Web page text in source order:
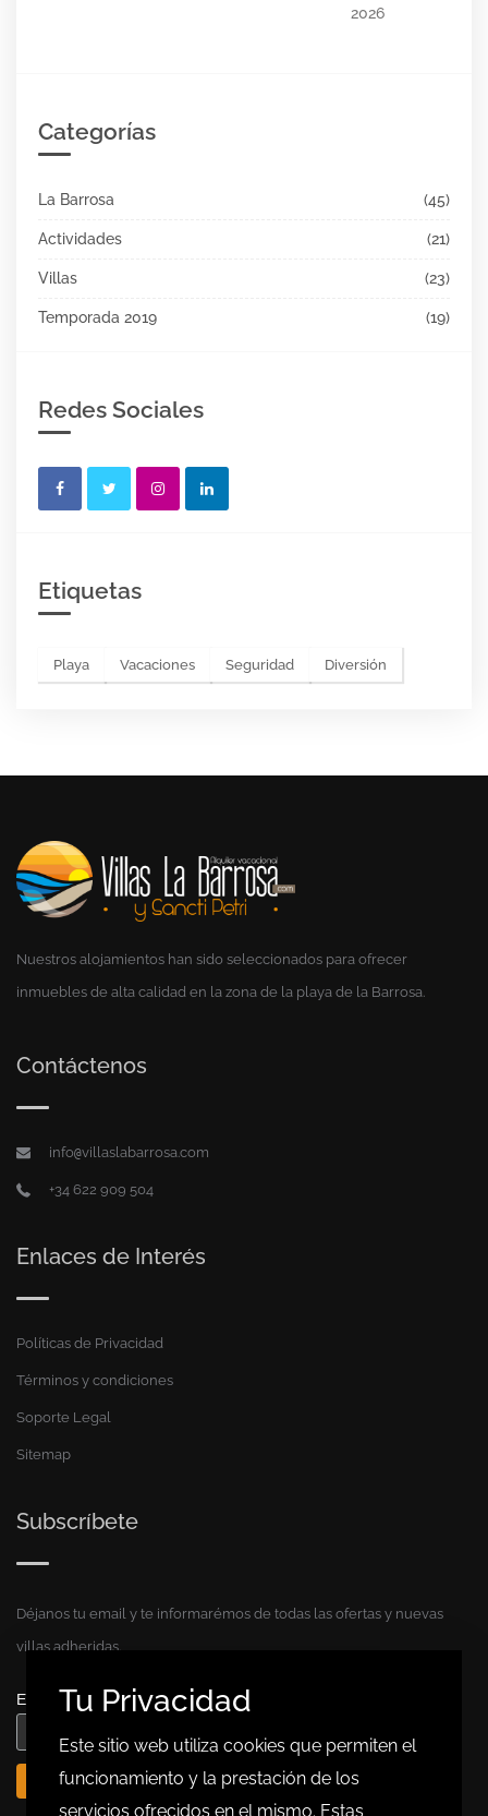
2026
Categorías
La Barrosa (45)
Actividades (21)
Villas (23)
Temporada 2019 (19)
Redes Sociales
Etiquetas
Playa Vacaciones Seguridad Diversión
Nuestros alojamientos han sido seleccionados para ofrecer
inmuebles de alta calidad en la zona de la playa de la Barrosa.
Contáctenos
info@villaslabarrosa.com
+34 622 909 504
Enlaces de Interés
Políticas de Privacidad
Términos y condiciones
Soporte Legal
Sitemap
Subscríbete
Déjanos tu email y te informarémos de todas las ofertas y nuevas
villas adheridas.
Email Tu Privacidad
Este sitio web utiliza cookies que permiten el
funcionamiento y la prestación de los
servicios ofrecidos en el mismo. Estas